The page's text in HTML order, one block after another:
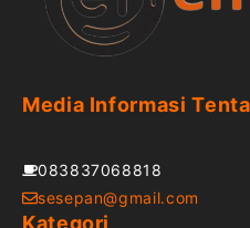
Media Informasi
083837068818
sesepan@gmail.com